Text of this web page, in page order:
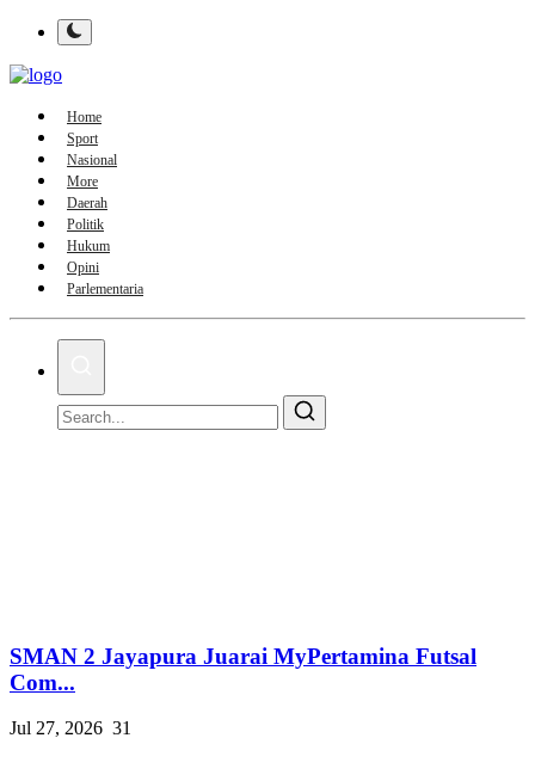
Home
Sport
Nasional
More
Daerah
Politik
Hukum
Opini
Parlementaria
SMAN 2 Jayapura Juarai MyPertamina Futsal
Com...
Jul 27, 2026 31